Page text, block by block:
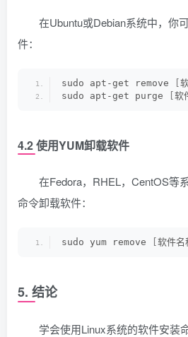
在Ubuntu或Debian系统中，你
件：
sudo apt-get remove
sudo apt-get purge
软
4.2 使用YUM卸载软件
在Fedora，RHEL，CentOS等
命令卸载软件：
sudo yum remove 软件名
5. 结论
学会使用Linux系统的软件安装